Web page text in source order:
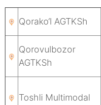
Qorako‘l AGTKSh
Qorovulbozor
AGTKSh
Toshli Multimodal